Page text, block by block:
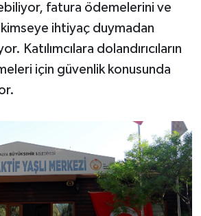
fatura ödemelerini ve
ihtiyaç duymadan
Katılımcılara dolandırıcıların
için güvenlik konusunda